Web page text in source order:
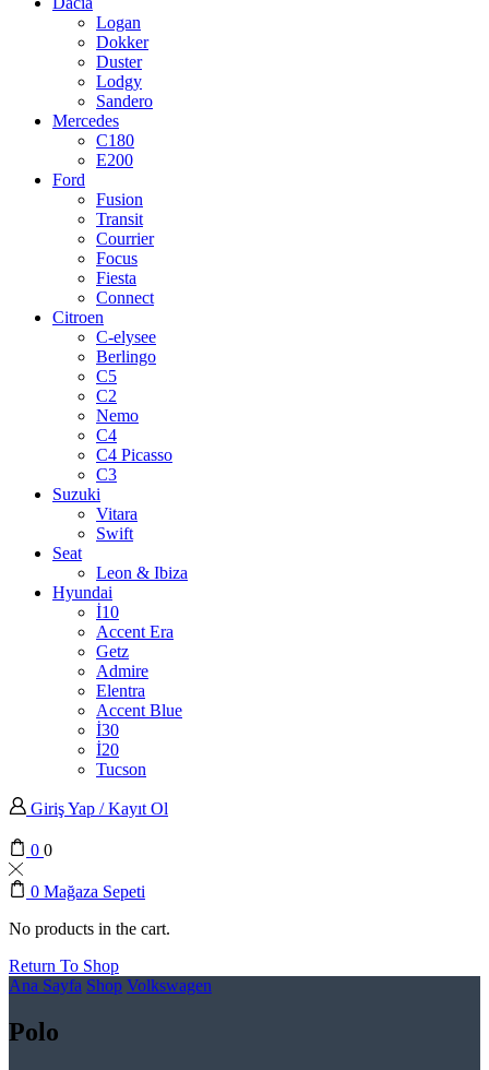
Logan
Dokker
Duster
Lodgy
Sandero
Mercedes
C180
E200
Ford
Fusion
Transit
Courrier
Focus
Fiesta
Connect
Citroen
C-elysee
Berlingo
C5
C2
Nemo
C4
C4 Picasso
C3
Suzuki
Vitara
Swift
Seat
Leon & Ibiza
Hyundai
İ10
Accent Era
Getz
Admire
Elentra
Accent Blue
İ30
İ20
Tucson
Giriş Yap / Kayıt Ol
0 0
0 Mağaza Sepeti
No products in the cart.
Return To Shop
Ana Sayfa Shop Volkswagen
Polo